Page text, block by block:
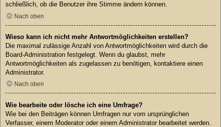
schließlich, ob die Benutzer ihre Stimme ändern können.
Nach oben
Wieso kann ich nicht mehr Antwortmöglichkeiten erstellen?
Die maximal zulässige Anzahl von Antwortmöglichkeiten wird durch die
Board-Administration festgelegt. Wenn du glaubst, mehr
Antwortmöglichkeiten als zugelassen zu benötigen, kontaktiere einen
Administrator.
Nach oben
Wie bearbeite oder lösche ich eine Umfrage?
Wie bei den Beiträgen können Umfragen nur vom ursprünglichen
Verfasser, einem Moderator oder einem Administrator bearbeitet werden.